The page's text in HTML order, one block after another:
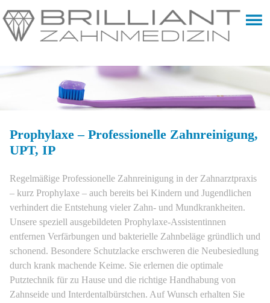
Prophylaxe – Professionelle Zahnreinigung,
UPT, IP
Regelmäßige Professionelle Zahnreinigung in der Zahnarztpraxis
– kurz Prophylaxe – auch bereits bei Kindern und Jugendlichen
verhindert die Entstehung vieler Zahn- und Mundkrankheiten.
Unsere speziell ausgebildeten Prophylaxe-Assistentinnen
entfernen Verfärbungen und bakterielle Zahnbeläge gründlich und
schonend. Besondere Schutzlacke erschweren die Neubesiedlung
durch krank machende Keime. Sie erlernen die optimale
Putztechnik für zu Hause und die richtige Handhabung von
Zahnseide und Interdentalbürstchen. Auf Wunsch erhalten Sie